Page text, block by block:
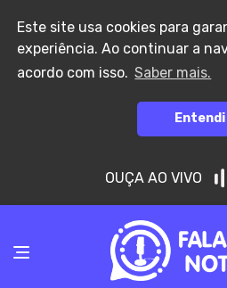
Este site usa cookies para
experiência. Ao continuar a
acordo com isso. Saber mais.
Entendi
OUÇA AO VIVO